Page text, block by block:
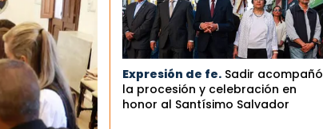
Expresión de fe. Sadir acompañó
la procesión y celebración en
honor al Santísimo Salvador